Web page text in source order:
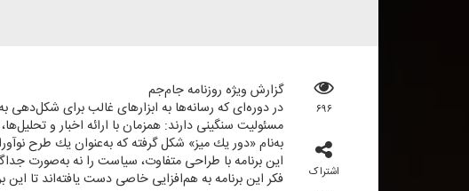
۶۹۶
اشتراک
گزارش ویژه روزنامه جام‌جم
در دوره‌ای كه رسانه‌ها به ابزارهای غالب برای شكل‌دهی
مسئولیت سنگینی دارند: همزمان با ارائه اخبار و
به‌نام «دور یك میز» شكل گرفته كه به‌عنوان یك طرح
این برنامه با طراحی متفاوت، سیاست را نه به‌صورت
فكر این برنامه به هم‌افزایی خاصی دست یافته‌اند تا این